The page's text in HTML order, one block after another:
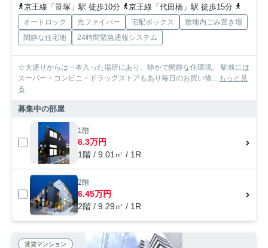
京王線「笹塚」駅 徒歩10分
京王線「代田橋」駅 徒歩15分
オートロック 光ファイバー 宅配ボックス
敷地内ごみ置き場
閑静な住宅地
24時間緊急通報システム
☆大通りからは一本入った場所にあり、静かで閑静な住環境。 駅前には
スーパー・コンビニ・ドラッグストアもあり毎日のお買い物...
もっと見
る
募集中の部屋
1階
6.3万円
1階 / 9.01㎡ / 1R
2階
6.45万円
2階 / 9.29㎡ / 1R
賃貸マンション